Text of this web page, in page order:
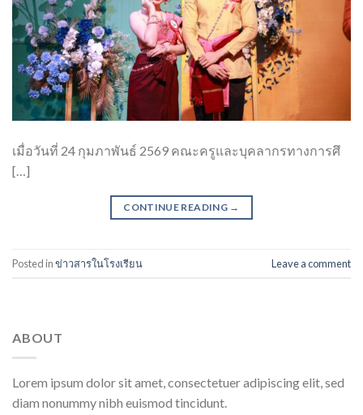
เมื่อวันที่ 24 กุมภาพันธ์ 2569 คณะครูและบุคลากรทางการศึ
[…]
CONTINUE READING →
Posted inข่าวสารในโรงเรียน Leave a comment
ABOUT
Lorem ipsum dolor sit amet, consectetuer adipiscing elit, sed
diam nonummy nibh euismod tincidunt.